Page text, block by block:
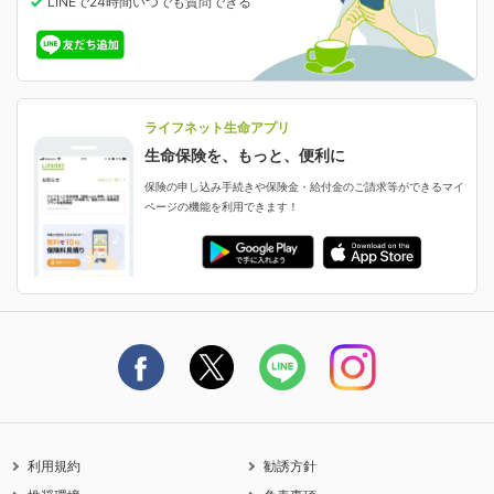
ライフネット生命の特長
ライフネット生命が選ばれる理由がわかる！
評判・口コミ
ご契約者さまに聞きました！
申し込みガイド
ご契約の流れと必要書類
保険料の支払い方法
就業不能保険
就業不能状態に備える
認知症・MCIに備える
中断したお申し込みの再開
お申し込み後の状況確認
減額・解約・追加契約の申し込み など
ご契約者さま向け各種お手続き・サービス
保険金・給付金のご請求
生命保険料控除に関するご案内
保険金等の支払状況
採用情報
生命保険マニフェスト
ライフネット生命のCMページ
ライフネット生命公式note
よくあるご質問
資料請求
ライフネット生命アプリ
生命保険を、もっと、便利に
保険の申し込み手続きや保険金・給付金のご請求等ができるマイ
ページの機能を利用できます！
利用規約
勧誘方針